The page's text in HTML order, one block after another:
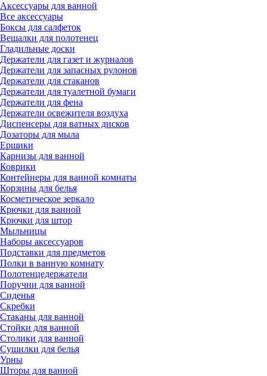
Аксессуары для ванной
Все аксессуары
Боксы для салфеток
Вешалки для полотенец
Гладильные доски
Держатели для газет и журналов
Держатели для запасных рулонов
Держатели для стаканов
Держатели для туалетной бумаги
Держатели для фена
Держатели освежителя воздуха
Диспенсеры для ватных дисков
Дозаторы для мыла
Ершики
Карнизы для ванной
Коврики
Контейнеры для ванной комнаты
Корзины для белья
Косметическое зеркало
Крючки для ванной
Крючки для штор
Мыльницы
Наборы аксессуаров
Подставки для предметов
Полки в ванную комнату
Полотенцедержатели
Поручни для ванной
Сиденья
Скребки
Стаканы для ванной
Стойки для ванной
Столики для ванной
Сушилки для белья
Урны
Шторы для ванной